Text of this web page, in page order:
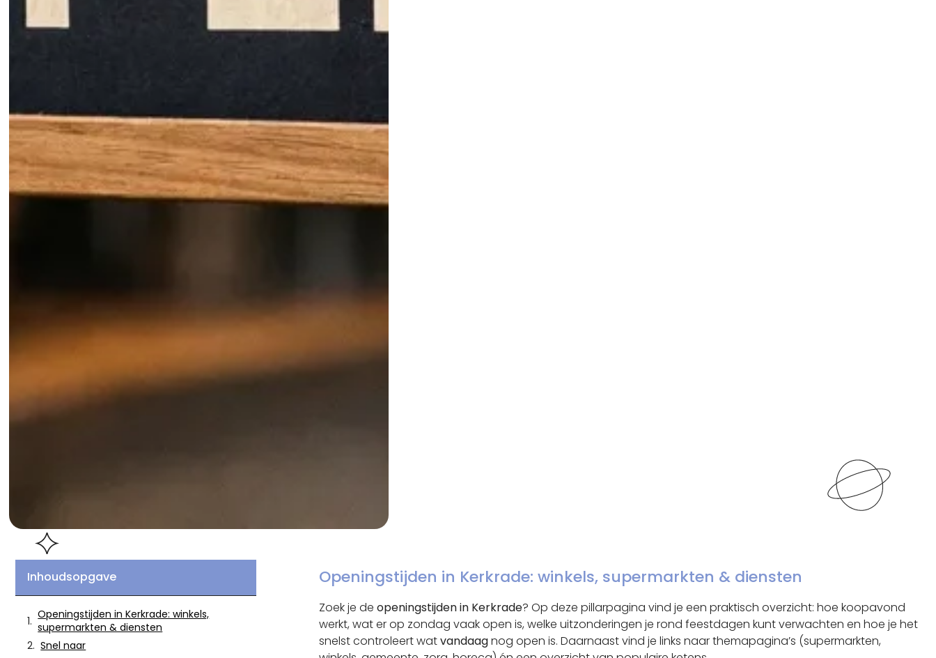
Openingstijden in Kerkrade: winkels, supermarkten & diensten
Zoek je de openingstijden in Kerkrade? Op deze pillarpagina vind je een praktisch overzicht: hoe koopavond
werkt, wat er op zondag vaak open is, welke uitzonderingen je rond feestdagen kunt verwachten en hoe je het
snelst controleert watvandaagnog open is. Daarnaast vind je links naar themapagina’s (supermarkten,
Inhoudsopgave
Openingstijden in Kerkrade: winkels,
supermarkten & diensten
Snel naar